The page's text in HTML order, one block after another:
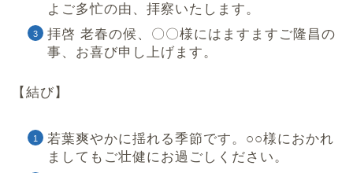
よご多忙の由、拝察いたします。
拝啓 老春の候、〇〇様にはますますご隆昌の
事、お喜び申し上げます。
【結び】
若葉爽やかに揺れる季節です。○○様におかれ
ましてもご壮健にお過ごしください。